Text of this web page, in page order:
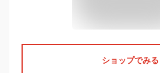
ショップでみる